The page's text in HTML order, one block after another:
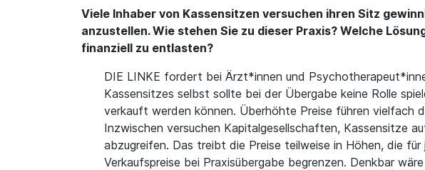
Viele Inhaber von Kassensitzen versuchen ihren Sitz
anzustellen. Wie stehen Sie zu dieser Praxis? Welche
finanziell zu entlasten?
DIE LINKE fordert bei Ärzt*innen und
Kassensitzes selbst sollte bei der Übergabe keine Rolle
verkauft werden können. Überhöhte Preise führen vielfach
Inzwischen versuchen Kapitalgesellschaften, Kassensitze
abzugreifen. Das treibt die Preise teilweise in Höhen, die
Verkaufspreise bei Praxisübergabe begrenzen. Denkbar